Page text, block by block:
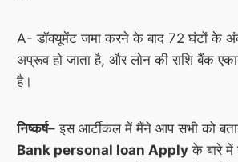
A- डॉक्यूमेंट जमा करने के बाद 72 घंटों के
अप्रूव हो जाता है, और लोन की राशि बैंक
है।
निष्कर्ष– इस आर्टीकल में मैंने आप सभी को
Bank personal loan Applyके बारे में